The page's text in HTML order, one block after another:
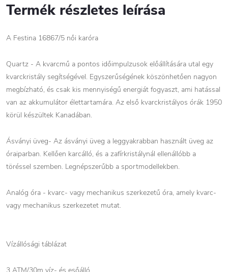
Termék részletes leírása
A Festina 16867/5 női karóra
Quartz - A kvarcmű a pontos időimpulzusok előállítására utal egy
kvarckristály segítségével. Egyszerűségének köszönhetően nagyon
megbízható, és csak kis mennyiségű energiát fogyaszt, ami hatással
van az akkumulátor élettartamára. Az első kvarckristályos órák 1950
körül készültek Kanadában.
Ásványi üveg- Az ásványi üveg a leggyakrabban használt üveg az
óraiparban. Kellően karcálló, és a zafírkristálynál ellenállóbb a
töréssel szemben. Legnépszerűbb a sportmodellekben.
Analóg óra - kvarc- vagy mechanikus szerkezetű óra, amely kvarc-
vagy mechanikus szerkezetet mutat.
Vízállósági táblázat